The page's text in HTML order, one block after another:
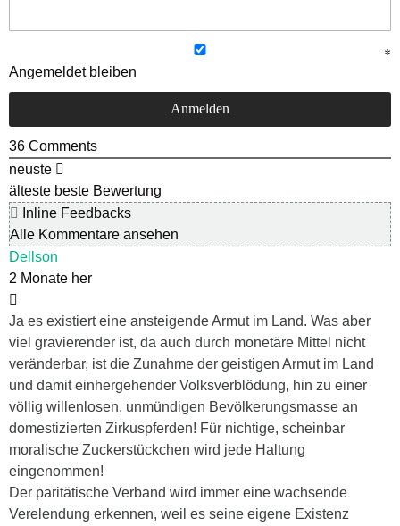
Angemeldet bleiben
36 Comments
neuste
älteste beste Bewertung
Inline Feedbacks
Alle Kommentare ansehen
Dellson
2 Monate her
Ja es existiert eine ansteigende Armut im Land. Was aber
viel gravierender ist, da auch durch monetäre Mittel nicht
veränderbar, ist die Zunahme der geistigen Armut im Land
und damit einhergehender Volksverblödung, hin zu einer
völlig willenlosen, unmündigen Bevölkerungsmasse an
domestizierten Zirkuspferden! Für nichtige, scheinbar
moralische Zuckerstückchen wird jede Haltung
eingenommen!
Der paritätische Verband wird immer eine wachsende
Verelendung erkennen, weil es seine eigene Existenz